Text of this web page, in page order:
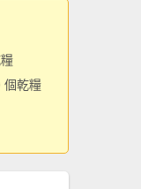
個乾糧